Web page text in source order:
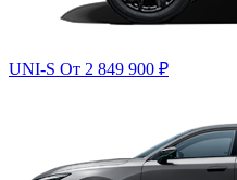
UNI-S От 2 849 900 ₽